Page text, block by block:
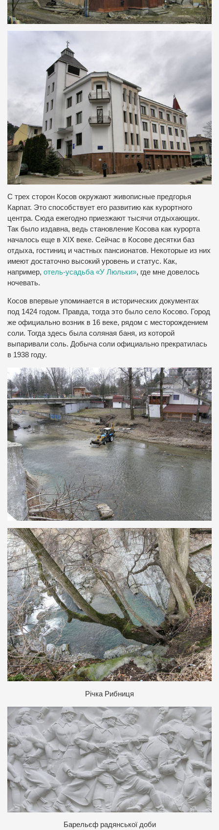
С трех сторон Косов окружают живописные предгорья
Карпат. Это способствует его развитию как курортного
центра. Сюда ежегодно приезжают тысячи отдыхающих.
Так было издавна, ведь становление Косова как курорта
началось еще в XIX веке. Сейчас в Косове десятки баз
отдыха, гостиниц и частных пансионатов. Некоторые из них
имеют достаточно высокий уровень и статус. Как,
например, отель-усадьба «У Люльки», где мне довелось
ночевать.
Косов впервые упоминается в исторических документах
под 1424 годом. Правда, тогда это было село Косово. Город
же официально возник в 16 веке, рядом с месторождением
соли. Тогда здесь была соляная баня, из которой
выпаривали соль. Добыча соли официально прекратилась
в 1938 году.
Річка Рибниця
Барельєф радянської доби